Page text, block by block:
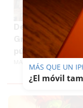
Del edificio
Granada: 120
públicos de
MARÍA CRISOL
MÁS QUE UN
¿El móvil